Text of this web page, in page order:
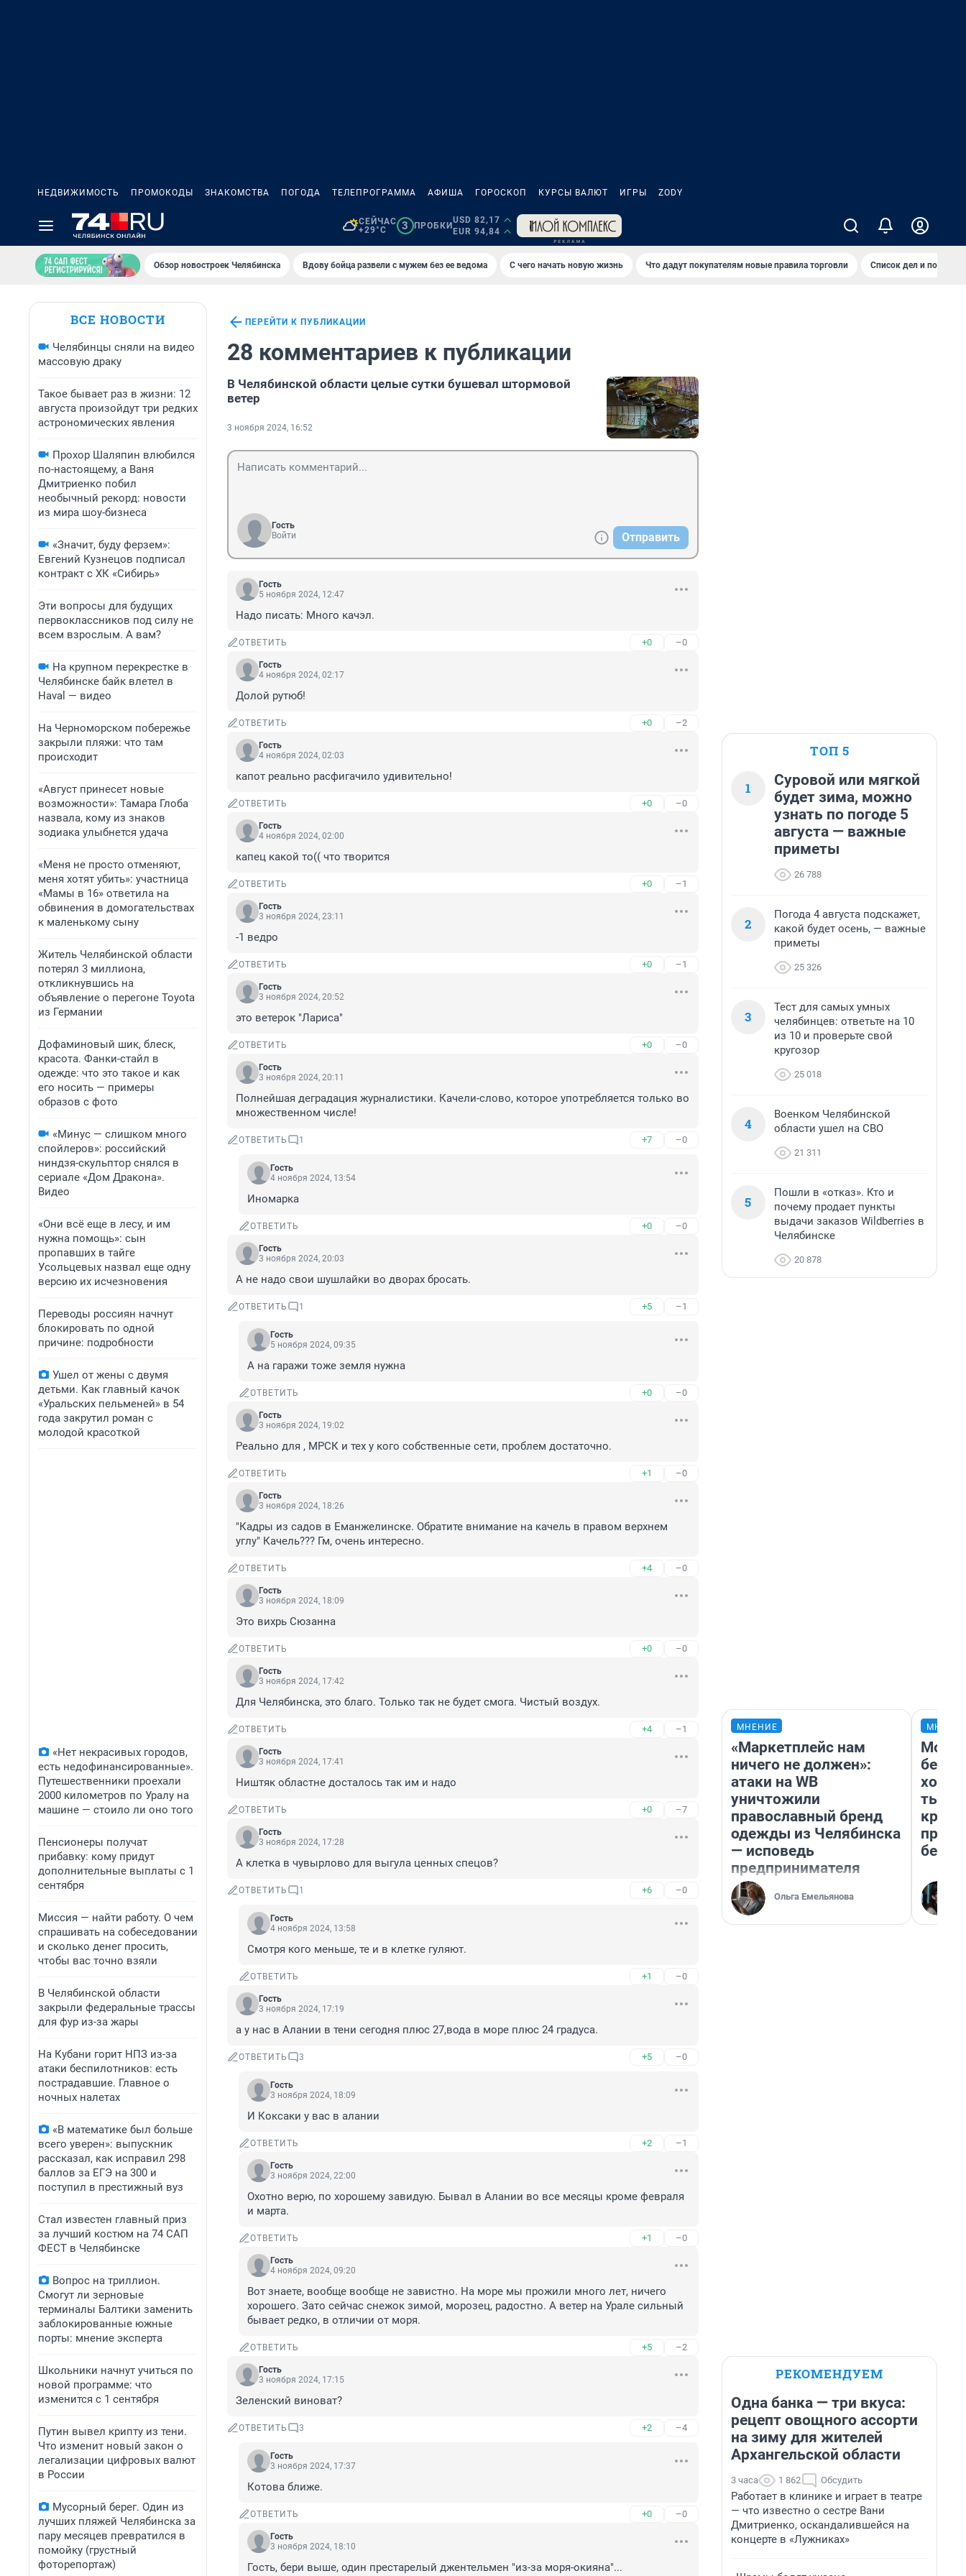
НЕДВИЖИМОСТЬ ПРОМОКОДЫ ЗНАКОМСТВА ПОГОДА ТЕЛЕПРОГРАММА АФИША ГОРОСКОП КУРСЫ ВАЛЮТ ИГРЫ ZODY
СЕЙЧАС
+29°C
3 ПРОБКИ
USD 82,17
EUR 94,84
Обзор новостроек Челябинска Вдову бойца развели с мужем без ее ведома С чего начать новую жизнь Что дадут покупателям новые правила торговли Список дел и покупок
ВСЕ НОВОСТИ
Челябинцы сняли на видео
массовую драку
Такое бывает раз в жизни: 12
августа произойдут три редких
астрономических явления
Прохор Шаляпин влюбился
по-настоящему, а Ваня
Дмитриенко побил
необычный рекорд: новости
из мира шоу-бизнеса
«Значит, буду ферзем»:
Евгений Кузнецов подписал
контракт с ХК «Сибирь»
Эти вопросы для будущих
первоклассников под силу не
всем взрослым. А вам?
На крупном перекрестке в
Челябинске байк влетел в
Haval — видео
На Черноморском побережье
закрыли пляжи: что там
происходит
«Август принесет новые
возможности»: Тамара Глоба
назвала, кому из знаков
зодиака улыбнется удача
«Меня не просто отменяют,
меня хотят убить»: участница
«Мамы в 16» ответила на
обвинения в домогательствах
к маленькому сыну
Житель Челябинской области
потерял 3 миллиона,
откликнувшись на
объявление о перегоне Toyota
из Германии
Дофаминовый шик, блеск,
красота. Фанки-стайл в
одежде: что это такое и как
его носить — примеры
образов с фото
«Минус — слишком много
спойлеров»: российский
ниндзя-скульптор снялся в
сериале «Дом Дракона».
Видео
«Они всё еще в лесу, и им
нужна помощь»: сын
пропавших в тайге
Усольцевых назвал еще одну
версию их исчезновения
Переводы россиян начнут
блокировать по одной
причине: подробности
Ушел от жены с двумя
детьми. Как главный качок
«Уральских пельменей» в 54
года закрутил роман с
молодой красоткой
«Нет некрасивых городов,
есть недофинансированные».
Путешественники проехали
2000 километров по Уралу на
машине — стоило ли оно того
Пенсионеры получат
прибавку: кому придут
дополнительные выплаты с 1
сентября
Миссия — найти работу. О чем
спрашивать на собеседовании
и сколько денег просить,
чтобы вас точно взяли
В Челябинской области
закрыли федеральные трассы
для фур из-за жары
На Кубани горит НПЗ из-за
атаки беспилотников: есть
пострадавшие. Главное о
ночных налетах
«В математике был больше
всего уверен»: выпускник
рассказал, как исправил 298
баллов за ЕГЭ на 300 и
поступил в престижный вуз
Стал известен главный приз
за лучший костюм на 74 САП
ФЕСТ в Челябинске
Вопрос на триллион.
Смогут ли зерновые
терминалы Балтики заменить
заблокированные южные
порты: мнение эксперта
Школьники начнут учиться по
новой программе: что
изменится с 1 сентября
Путин вывел крипту из тени.
Что изменит новый закон о
легализации цифровых валют
в России
Мусорный берег. Один из
лучших пляжей Челябинска за
пару месяцев превратился в
помойку (грустный
фоторепортаж)
ПЕРЕЙТИ К ПУБЛИКАЦИИ
28 комментариев к публикации
В Челябинской области целые сутки бушевал штормовой
ветер
3 ноября 2024, 16:52
Гость
Войти
Отправить
Гость
5 ноября 2024, 12:47
Надо писать: Много качэл.
ОТВЕТИТЬ +0 –0
Гость
4 ноября 2024, 02:17
Долой рутюб!
ОТВЕТИТЬ +0 –2
Гость
4 ноября 2024, 02:03
капот реально расфигачило удивительно!
ОТВЕТИТЬ +0 –0
Гость
4 ноября 2024, 02:00
капец какой то(( что творится
ОТВЕТИТЬ +0 –1
Гость
3 ноября 2024, 23:11
-1 ведро
ОТВЕТИТЬ +0 –1
Гость
3 ноября 2024, 20:52
это ветерок "Лариса"
ОТВЕТИТЬ +0 –0
Гость
3 ноября 2024, 20:11
Полнейшая деградация журналистики. Качели-слово, которое употребляется только во
множественном числе!
ОТВЕТИТЬ 1 +7 –0
Гость
4 ноября 2024, 13:54
Иномарка
ОТВЕТИТЬ +0 –0
Гость
3 ноября 2024, 20:03
А не надо свои шушлайки во дворах бросать.
ОТВЕТИТЬ 1 +5 –1
Гость
5 ноября 2024, 09:35
А на гаражи тоже земля нужна
ОТВЕТИТЬ +0 –0
Гость
3 ноября 2024, 19:02
Реально для , МРСК и тех у кого собственные сети, проблем достаточно.
ОТВЕТИТЬ +1 –0
Гость
3 ноября 2024, 18:26
"Кадры из садов в Еманжелинске. Обратите внимание на качель в правом верхнем
углу" Качель??? Гм, очень интересно.
ОТВЕТИТЬ +4 –0
Гость
3 ноября 2024, 18:09
Это вихрь Сюзанна
ОТВЕТИТЬ +0 –0
Гость
3 ноября 2024, 17:42
Для Челябинска, это благо. Только так не будет смога. Чистый воздух.
ОТВЕТИТЬ +4 –1
Гость
3 ноября 2024, 17:41
Ништяк областне досталось так им и надо
ОТВЕТИТЬ +0 –7
Гость
3 ноября 2024, 17:28
А клетка в чувырлово для выгула ценных спецов?
ОТВЕТИТЬ 1 +6 –0
Гость
4 ноября 2024, 13:58
Смотря кого меньше, те и в клетке гуляют.
ОТВЕТИТЬ +1 –0
Гость
3 ноября 2024, 17:19
а у нас в Алании в тени сегодня плюс 27,вода в море плюс 24 градуса.
ОТВЕТИТЬ 3 +5 –0
Гость
3 ноября 2024, 18:09
И Коксаки у вас в алании
ОТВЕТИТЬ +2 –1
Гость
3 ноября 2024, 22:00
Охотно верю, по хорошему завидую. Бывал в Алании во все месяцы кроме февраля
и марта.
ОТВЕТИТЬ +1 –0
Гость
4 ноября 2024, 09:20
Вот знаете, вообще вообще не завистно. На море мы прожили много лет, ничего
хорошего. Зато сейчас снежок зимой, морозец, радостно. А ветер на Урале сильный
бывает редко, в отличии от моря.
ОТВЕТИТЬ +5 –2
Гость
3 ноября 2024, 17:15
Зеленский виноват?
ОТВЕТИТЬ 3 +2 –4
Гость
3 ноября 2024, 17:37
Котова ближе.
ОТВЕТИТЬ +0 –0
Гость
3 ноября 2024, 18:10
Гость, бери выше, один престарелый джентельмен "из-за моря-окияна"...
ТОП 5
1
Суровой или мягкой
будет зима, можно
узнать по погоде 5
августа — важные
приметы
26 788
2
Погода 4 августа подскажет,
какой будет осень, — важные
приметы
25 326
3
Тест для самых умных
челябинцев: ответьте на 10
из 10 и проверьте свой
кругозор
25 018
4
Военком Челябинской
области ушел на СВО
21 311
5
Пошли в «отказ». Кто и
почему продает пункты
выдачи заказов Wildberries в
Челябинске
20 878
МНЕНИЕ
«Маркетплейс нам
ничего не должен»:
атаки на WB
уничтожили
православный бренд
одежды из Челябинска
— исповедь
предпринимателя
Ольга Емельянова
Мой
РЕКОМЕНДУЕМ
Одна банка — три вкуса:
рецепт овощного ассорти
на зиму для жителей
Архангельской области
3 часа 1 862 Обсудить
Работает в клинике и играет в театре
— что известно о сестре Вани
Дмитриенко, оскандалившейся на
концерте в «Лужниках»